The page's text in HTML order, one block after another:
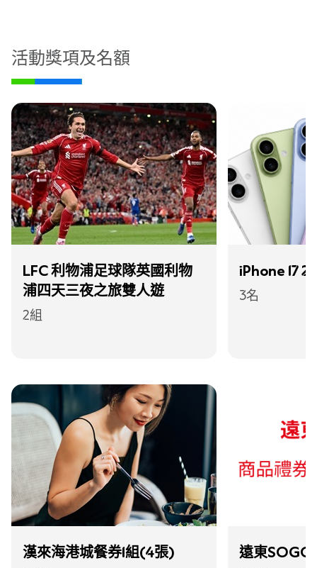
活動獎項及名額
LFC 利物浦足球隊英國利物
浦四天三夜之旅雙人遊
2組
iPhone 17
3名
漢來海港城餐券1組(4張) 遠東SOGO